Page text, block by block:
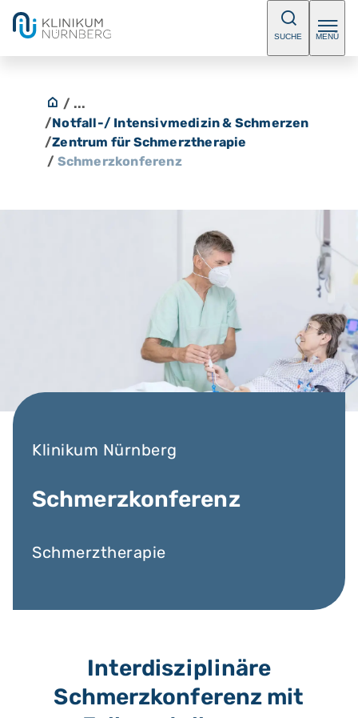
SUCHE MENÜ
/ ...
/Notfall-/ Intensivmedizin & Schmerzen
/Zentrum für Schmerztherapie
/ Schmerzkonferenz
Klinikum Nürnberg
Schmerzkonferenz
Schmerztherapie
Interdisziplinäre
Schmerzkonferenz mit